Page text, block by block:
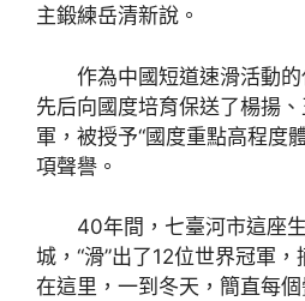
主鍛練岳清新說。
作為中國短道速滑活動
先后向國度培育保送了楊揚
軍，被授予“國度重點高程度
項聲譽。
40年間，七臺河市這座
城，“滑”出了12位世界冠軍
在這里，一到冬天，簡直每